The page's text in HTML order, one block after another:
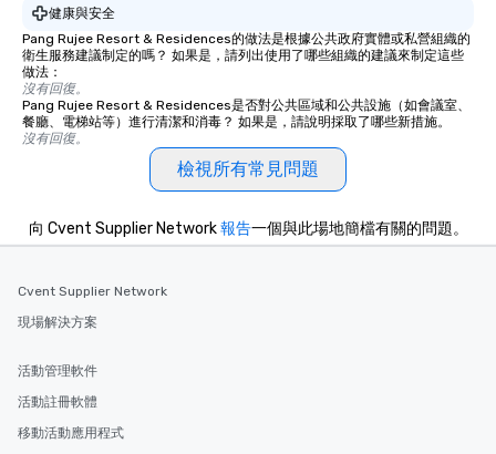
健康與安全
Pang Rujee Resort & Residences的做法是根據公共政府實體或私營組織的
衛生服務建議制定的嗎？ 如果是，請列出使用了哪些組織的建議來制定這些
做法：
沒有回復。
Pang Rujee Resort & Residences是否對公共區域和公共設施（如會議室、
餐廳、電梯站等）進行清潔和消毒？ 如果是，請說明採取了哪些新措施。
沒有回復。
檢視所有常見問題
向 Cvent Supplier Network報告一個與此場地簡檔有關的問題。
Cvent Supplier Network
現場解決方案
活動管理軟件
活動註冊軟體
移動活動應用程式